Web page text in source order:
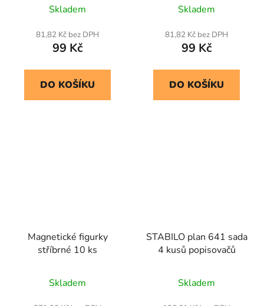
Skladem
81,82 Kč bez DPH
99 Kč
DO KOŠÍKU
Skladem
81,82 Kč bez DPH
99 Kč
DO KOŠÍKU
Magnetické figurky
stříbrné 10 ks
Skladem
STABILO plan 641 sada
4 kusů popisovačů
Skladem